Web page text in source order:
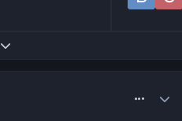
ขยายภาพรวมหัวข้อ